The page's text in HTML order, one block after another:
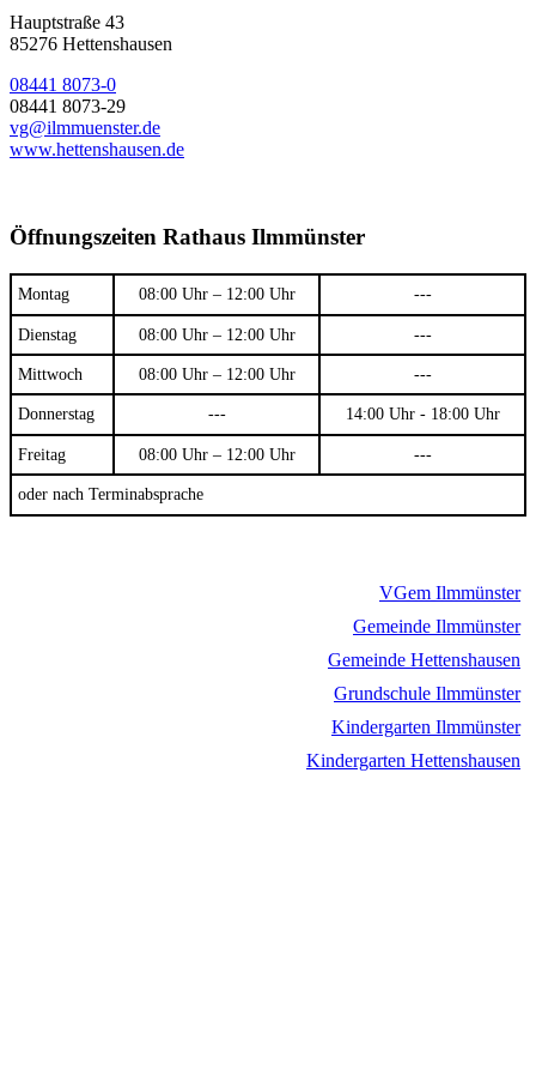
Hauptstraße 43
85276 Hettenshausen
08441 8073-0
08441 8073-29
vg@ilmmuenster.de
www.hettenshausen.de
Öffnungszeiten Rathaus Ilmmünster
Montag 08:00 Uhr – 12:00 Uhr ---
Dienstag 08:00 Uhr – 12:00 Uhr ---
Mittwoch 08:00 Uhr – 12:00 Uhr ---
Donnerstag --- 14:00 Uhr - 18:00 Uhr
Freitag 08:00 Uhr – 12:00 Uhr ---
oder nach Terminabsprache
VGem Ilmmünster
Gemeinde Ilmmünster
Gemeinde Hettenshausen
Grundschule Ilmmünster
Kindergarten Ilmmünster
Kindergarten Hettenshausen